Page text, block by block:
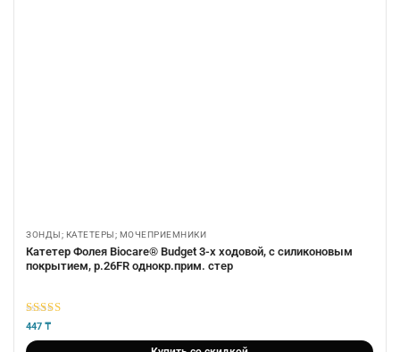
ЗОНДЫ; КАТЕТЕРЫ; МОЧЕПРИЕМНИКИ
Катетер Фолея Biocare® Budget 3-х ходовой, с силиконовым
покрытием, р.26FR однокр.прим. стер
5из 5
447 ₸